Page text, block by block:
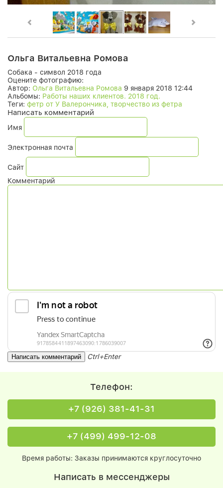
Ольга Витальевна Ромова
Собака - символ 2018 года
Оцените фотографию:
Автор: Ольга Витальевна Ромова 9 января 2018 12:44
Альбомы: Работы наших клиентов. 2018 год.
Теги: фетр от У Валерончика, творчество из фетра
Написать комментарий
Имя
Электронная почта
Сайт
Комментарий
Ctrl+Enter
Телефон:
+7 (926) 381-41-31
+7 (499) 499-12-08
Время работы: Заказы принимаются круглосуточно
Написать в мессенджеры